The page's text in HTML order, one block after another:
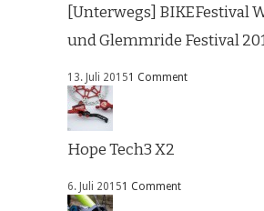
[Unterwegs] BIKEFestival
und Glemmride Festival
13. Juli 20151 Comment
Hope Tech3 X2
6. Juli 20151 Comment